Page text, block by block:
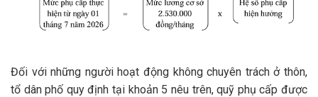
Đối với những người hoạt động không chuyên trách ở thôn,
tổ dân phố quy định tại khoản 5 nêu trên, quỹ phụ cấp được